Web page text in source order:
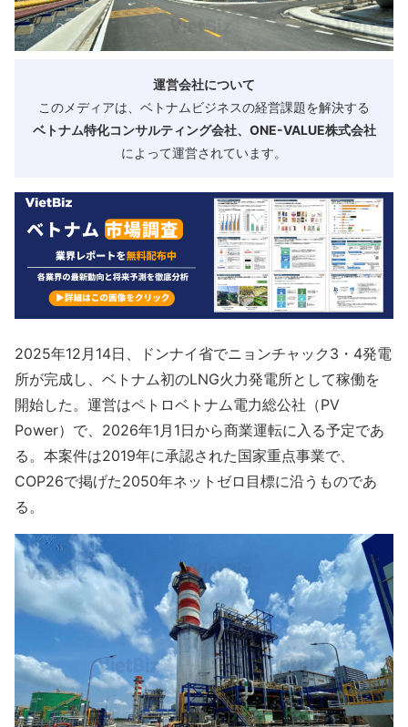
運営会社について
このメディアは、ベトナムビジネスの経営課題を解決する
ベトナム特化コンサルティング会社、ONE-VALUE株式会社
によって運営されています。
2025年12月14日、ドンナイ省でニョンチャック3・4発電
所が完成し、ベトナム初のLNG火力発電所として稼働を
開始した。運営はペトロベトナム電力総公社（PV
Power）で、2026年1月1日から商業運転に入る予定であ
る。本案件は2019年に承認された国家重点事業で、
COP26で掲げた2050年ネットゼロ目標に沿うものであ
る。